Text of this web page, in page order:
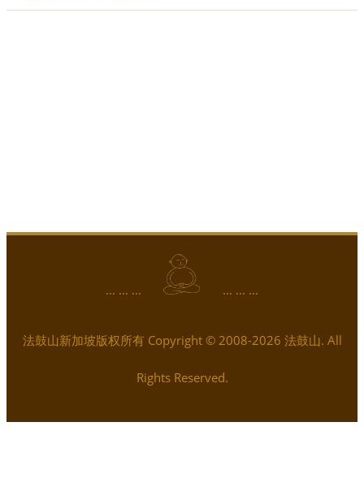
... ... ... ... ... ...
法鼓山新加坡版权所有 Copyright © 2008-2026 法鼓山. All
Rights Reserved.